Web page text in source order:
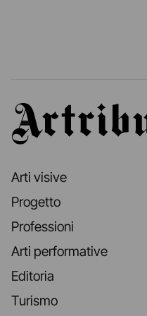
Artribune
Arti visive
Progetto
Professioni
Arti performative
Editoria
Turismo